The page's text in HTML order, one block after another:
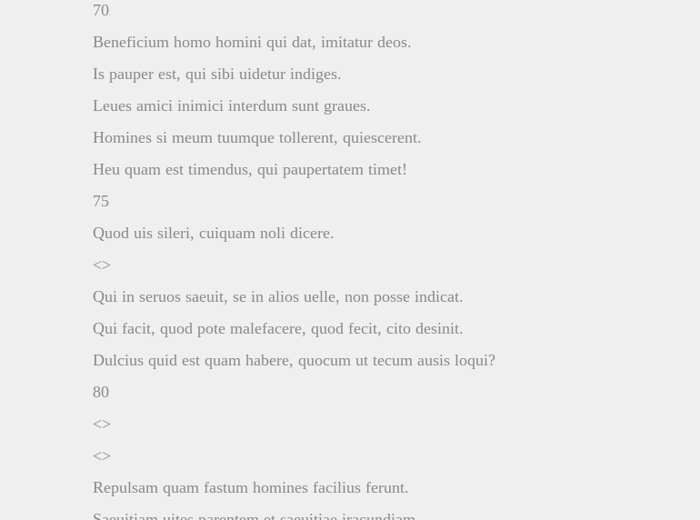
70
Beneficium homo homini qui dat, imitatur deos.
Is pauper est, qui sibi uidetur indiges.
Leues amici inimici interdum sunt graues.
Homines si meum tuumque tollerent, quiescerent.
Heu quam est timendus, qui paupertatem timet!
75
Quod uis sileri, cuiquam noli dicere.
<>
Qui in seruos saeuit, se in alios uelle, non posse indicat.
Qui facit, quod pote malefacere, quod fecit, cito desinit.
Dulcius quid est quam habere, quocum ut tecum ausis loqui?
80
<>
<>
Repulsam quam fastum homines facilius ferunt.